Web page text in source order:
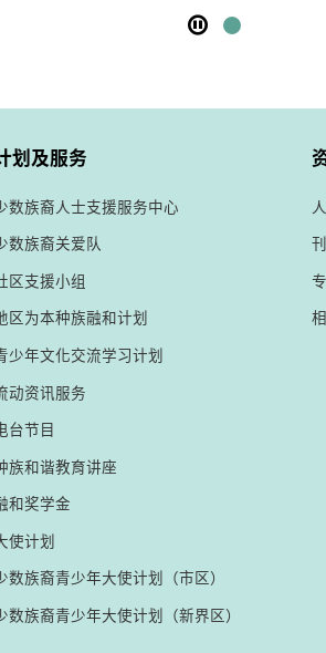
划及服务
数族裔人士支援服务中心
数族裔关爱队
区支援小组
区为本种族融和计划
少年文化交流学习计划
动资讯服务
台节目
族和谐教育讲座
和奖学金
使计划
数族裔青少年大使计划（市区）
数族裔青少年大使计划（新界区）